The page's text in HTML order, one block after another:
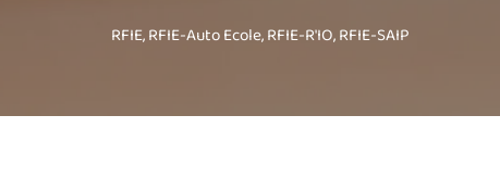
RFIE,RFIE-Auto Ecole,RFIE-R'IO,RFIE-SAIP